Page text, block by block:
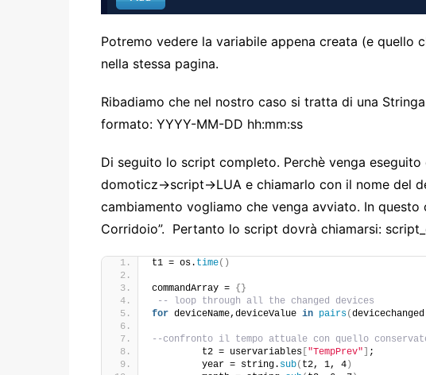
Potremo vedere la variabile appena creata (e quello
nella stessa pagina.
Ribadiamo che nel nostro caso si tratta di una
formato: YYYY-MM-DD hh:mm:ss
Di seguito lo script completo. Perchè venga
domoticz->script->LUA e chiamarlo con il nome del
cambiamento vogliamo che venga avviato. In
Corridoio”. Pertanto lo script dovrà chiamarsi:
t1 = os. time()
commandArray = {}
-- loop through all the changed devices
for deviceName,deviceValue in pairs(devicechanged
--confronto il tempo attuale con quello
         t2 = uservariables
["TempPrev"] ;
         year = string.
sub( t2, 1, 4)